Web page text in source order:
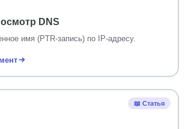
DNS
имя (PTR-запись) по IP-адресу.
📖 Статья